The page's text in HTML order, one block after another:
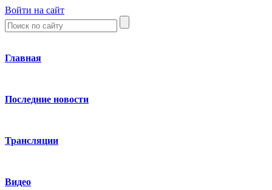
Войти на сайт
Главная
Последние новости
Трансляции
Видео